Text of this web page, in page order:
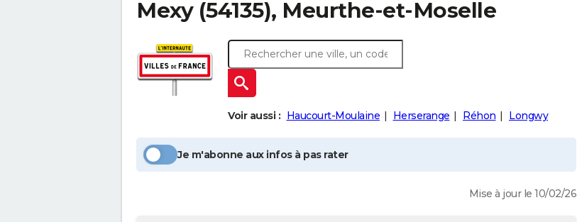
Mexy(54135), Meurthe-et-Moselle
Voir aussi : Haucourt-Moulaine Herserange Réhon Longwy
Je m'abonne aux infos à pas rater
Mise à jour le 10/02/26